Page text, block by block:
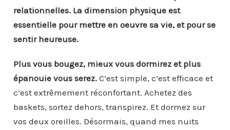
relationnelles. La dimension physique est
essentielle pour mettre en oeuvre sa vie, et pour se
sentir heureuse.
Plus vous bougez, mieux vous dormirez et plus
épanouie vous serez. C’est simple, c’est efficace et
c’est extrêmement réconfortant. Achetez des
baskets, sortez dehors, transpirez. Et dormez sur
vos deux oreilles. Désormais, quand mes nuits